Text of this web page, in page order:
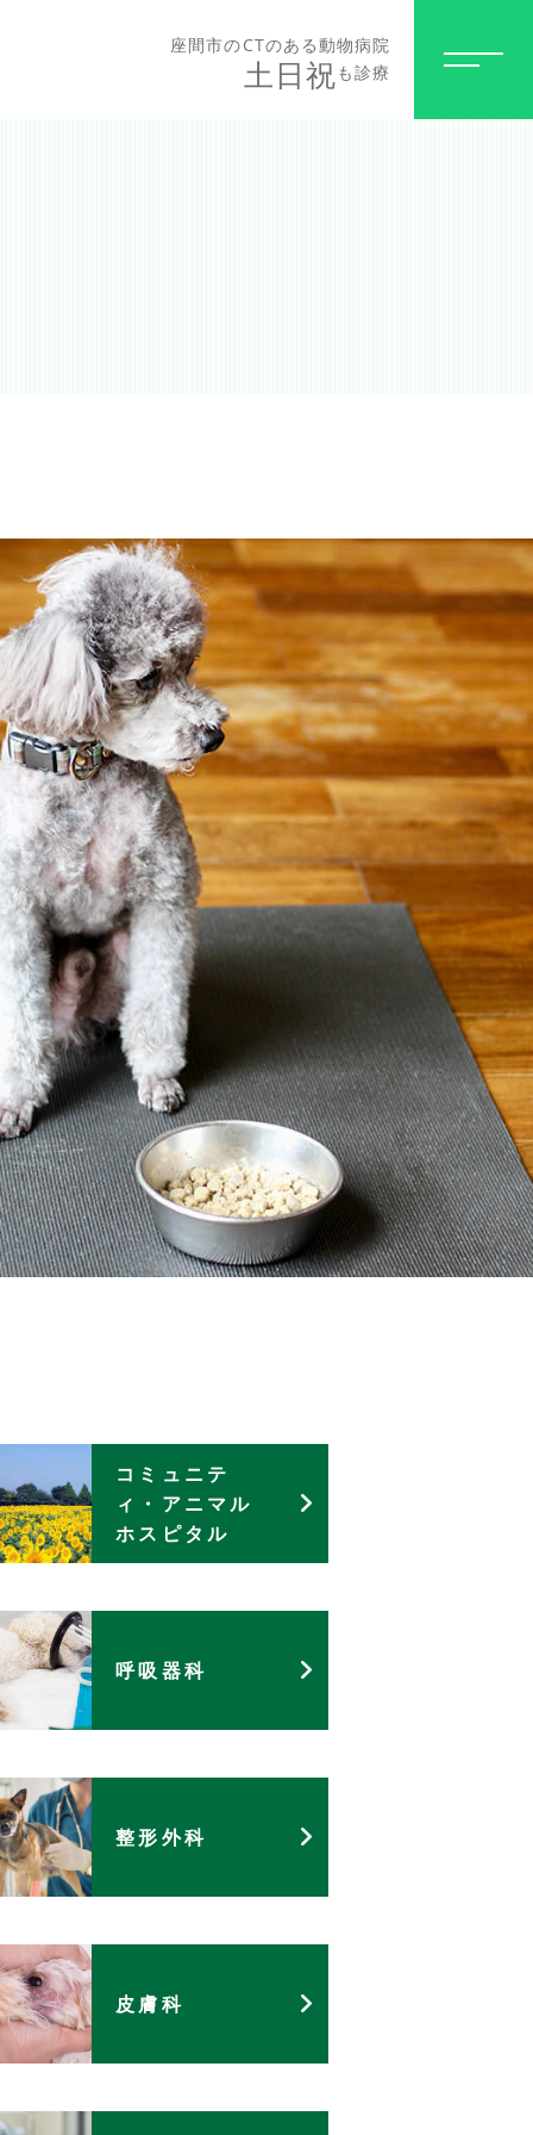
座間市のCTのある動物病院
土日祝も診療
コミュニテ
ィ・アニマル
ホスピタル
呼吸器科
整形外科
皮膚科